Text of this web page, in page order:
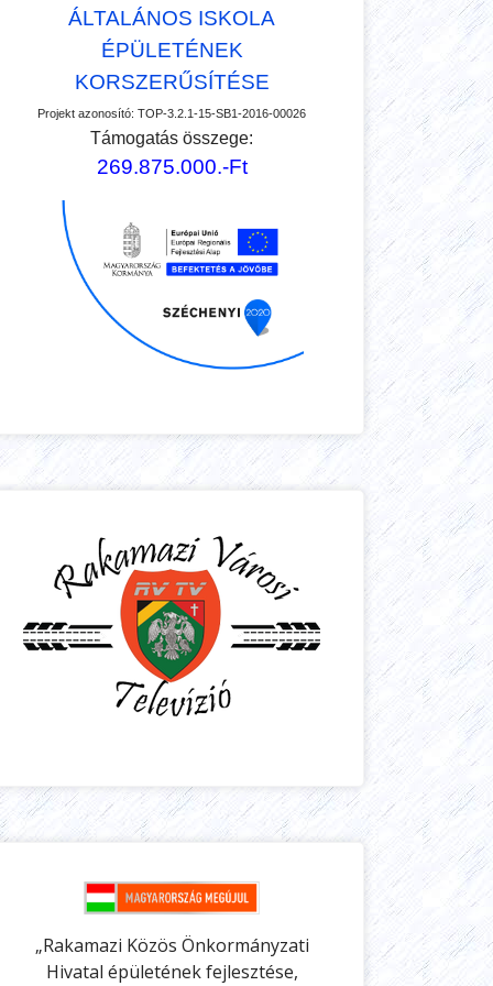
ÁLTALÁNOS ISKOLA
ÉPÜLETÉNEK
KORSZERŰSÍTÉSE
Projekt azonosító: TOP-3.2.1-15-SB1-2016-00026
Támogatás összege:
269.875.000.-Ft
„Rakamazi Közös Önkormányzati
Hivatal épületének fejlesztése,